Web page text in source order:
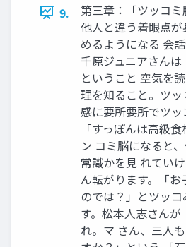
9.
第三章：「ツッコ
他人と違う着眼点
めるようになる 会
千原ジュニアさんは
ということ 空気を
理を知ること。ツ
感に要所要所でツ
「すっぽんは高級
ン コミ脳になると
常識かを見 れてい
ん転がります。「
のでは？」とツッ
す。松本人志さんが
れ。マ さん、三人